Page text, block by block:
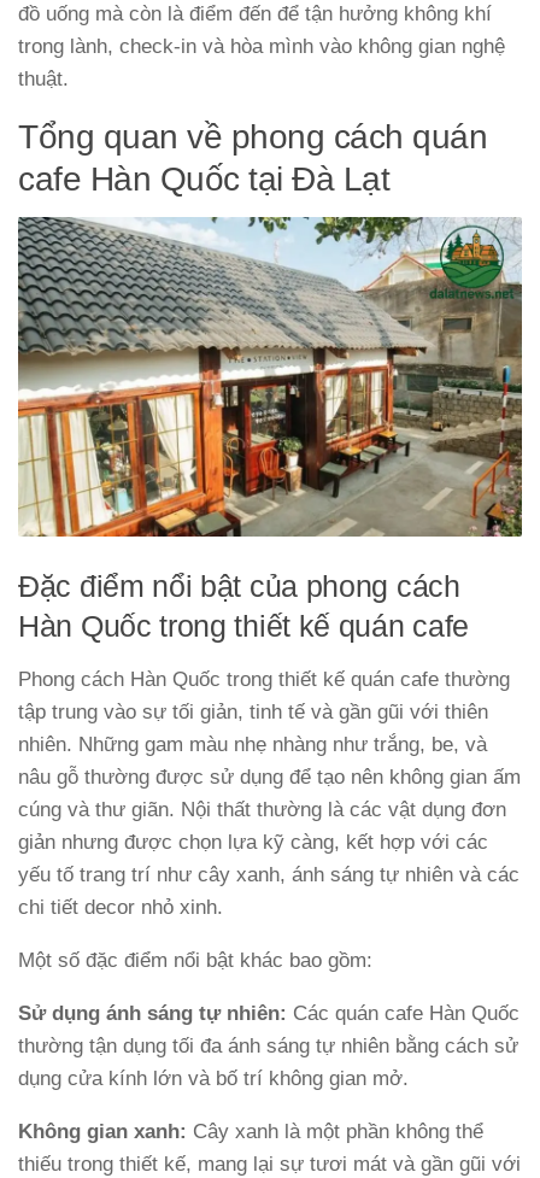
đồ uống mà còn là điểm đến để tận hưởng không khí
trong lành, check-in và hòa mình vào không gian nghệ
thuật.
Tổng quan về phong cách quán
cafe Hàn Quốc tại Đà Lạt
Đặc điểm nổi bật của phong cách
Hàn Quốc trong thiết kế quán cafe
Phong cách Hàn Quốc trong thiết kế quán cafe thường
tập trung vào sự tối giản, tinh tế và gần gũi với thiên
nhiên. Những gam màu nhẹ nhàng như trắng, be, và
nâu gỗ thường được sử dụng để tạo nên không gian ấm
cúng và thư giãn. Nội thất thường là các vật dụng đơn
giản nhưng được chọn lựa kỹ càng, kết hợp với các
yếu tố trang trí như cây xanh, ánh sáng tự nhiên và các
chi tiết decor nhỏ xinh.
Một số đặc điểm nổi bật khác bao gồm:
Sử dụng ánh sáng tự nhiên: Các quán cafe Hàn Quốc
thường tận dụng tối đa ánh sáng tự nhiên bằng cách sử
dụng cửa kính lớn và bố trí không gian mở.
Không gian xanh: Cây xanh là một phần không thể
thiếu trong thiết kế, mang lại sự tươi mát và gần gũi với